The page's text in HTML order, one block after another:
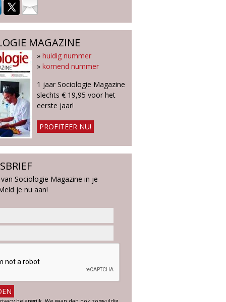
MAGAZINE
» huidig nummer
» komend nummer
1 jaar Sociologie Magazine
slechts € 19,95 voor het
eerste jaar!
PROFITEER NU!
Sociologie Magazine in je
je nu aan!